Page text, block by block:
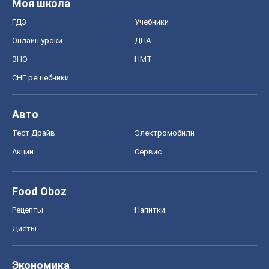
Моя школа
ГДЗ Учебники
Онлайн уроки ДПА
ЗНО НМТ
СНГ решебники
Авто
Тест Драйв Электромобили
Акции Сервис
Food Oboz
Рецепты Напитки
Диеты
Экономика